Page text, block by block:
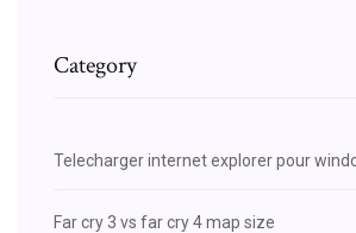
Category
Telecharger internet explorer pour
Far cry 3 vs far cry 4 map size